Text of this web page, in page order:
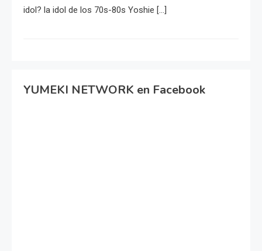
idol? la idol de los 70s-80s Yoshie […]
YUMEKI NETWORK en Facebook